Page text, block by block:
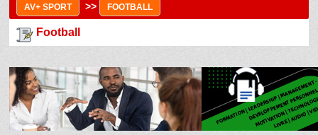
AV+ SPORT >> FOOTBALL
Football